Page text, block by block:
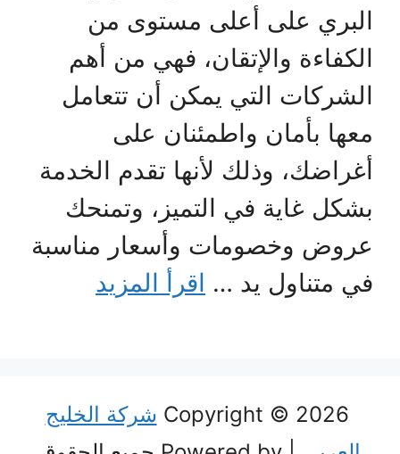
البري على أعلى مستوى من
الكفاءة والإتقان، فهي من أهم
الشركات التي يمكن أن تتعامل
معها بأمان واطمئنان على
أغراضك، وذلك لأنها تقدم الخدمة
بشكل غاية في التميز، وتمنحك
عروض وخصومات وأسعار مناسبة
في متناول يد … اقرأ المزيد
شركة الخليج